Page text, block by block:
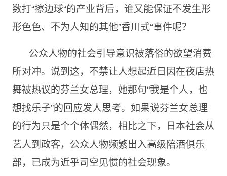
数打“擦边球“的产业背后，谁又能保证不发生形
形色色、不为人知的其他”香川式“事件呢？
公众人物的社会引导意识被落俗的欲望消费
所对冲。说到这，不禁让人想起近日因在夜店热
舞被热议的芬兰女总理，她那句“我是个人，也
想找乐子”的回应发人思考。如果说芬兰女总理
的行为只是个个体偶然，相比之下，日本社会从
艺人到政客，公众人物频繁出入高级陪酒俱乐
部，已成为近乎司空见惯的社会现象。